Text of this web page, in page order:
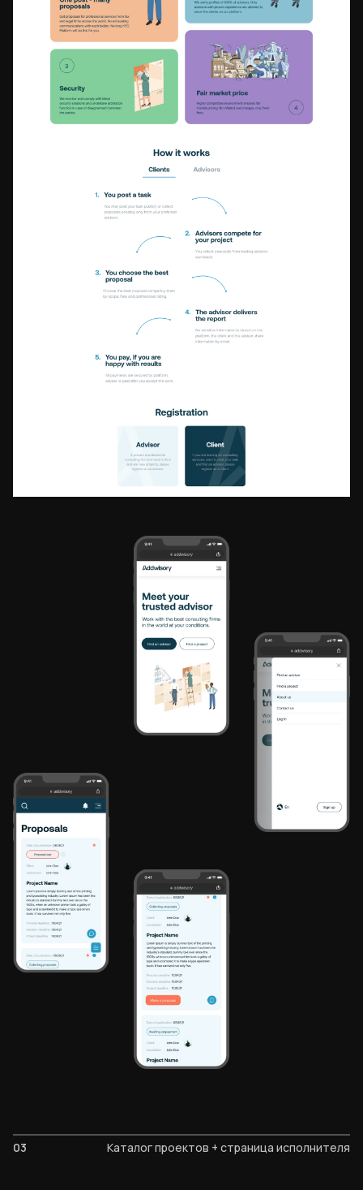
03 Каталог проектов + страница исполнителя